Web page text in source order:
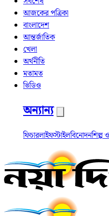
আজকের পত্রিকা
বাংলাদেশ
আন্তর্জাতিক
খেলা
অর্থনীতি
মতামত
ভিডিও
অন্যান্য
ফিচারলাইফস্টাইলবিনোদনশিল্প